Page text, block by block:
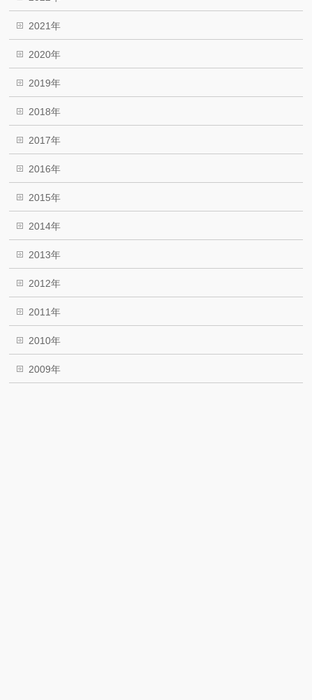
2021年
2020年
2019年
2018年
2017年
2016年
2015年
2014年
2013年
2012年
2011年
2010年
2009年